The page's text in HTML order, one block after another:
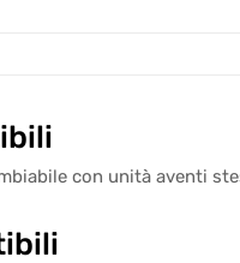
con unità aventi